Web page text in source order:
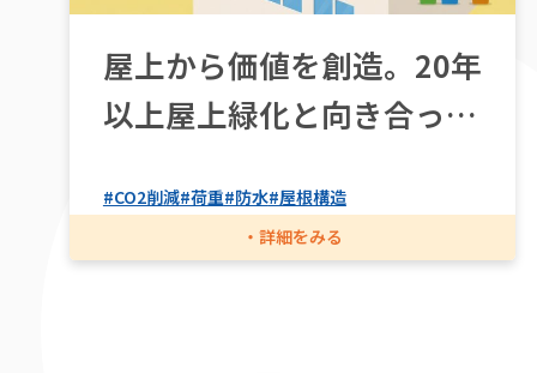
屋上から価値を創造。20年
以上屋上緑化と向き合って
長期インフラとして設計し
ます。
#CO2削減#荷重#防水#屋根構造